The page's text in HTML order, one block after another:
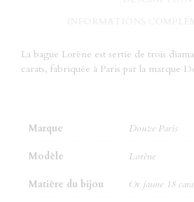
La bague Lorène est sertie de trois
carats, fabriquée à Paris par la marque
Marque Douze Paris
Modèle Lorène
Matière du bijou Or jaune 18